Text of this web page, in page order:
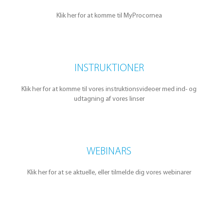
Klik her for at komme til MyProcornea
INSTRUKTIONER
Klik her for at komme til vores instruktionsvideoer med ind- og
udtagning af vores linser
WEBINARS
Klik her for at se aktuelle, eller tilmelde dig vores webinarer